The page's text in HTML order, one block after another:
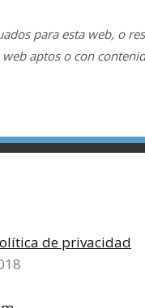
para esta web, o
aptos o con
de privacidad